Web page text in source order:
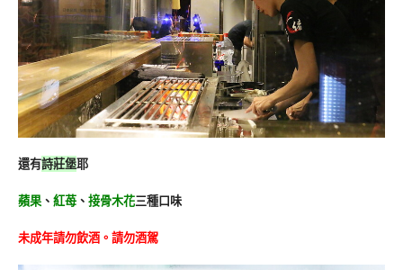
還有詩莊堡耶
蘋果 、 紅苺 、 接骨木花三種口味
未成年請勿飲酒。請勿酒駕